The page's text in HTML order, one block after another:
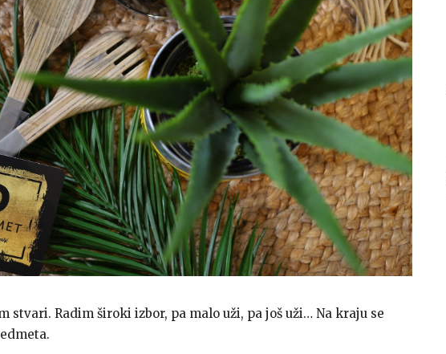
stvari. Radim široki izbor, pa malo uži, pa još uži… Na kraju se